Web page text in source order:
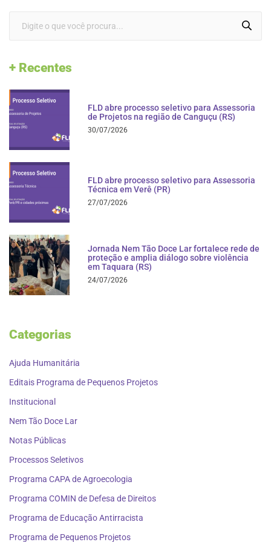
+ Recentes
FLD abre processo seletivo para Assessoria
de Projetos na região de Canguçu (RS)
30/07/2026
FLD abre processo seletivo para Assessoria
Técnica em Verê (PR)
27/07/2026
Jornada Nem Tão Doce Lar fortalece rede de
proteção e amplia diálogo sobre violência
em Taquara (RS)
24/07/2026
Categorias
Ajuda Humanitária
Editais Programa de Pequenos Projetos
Institucional
Nem Tão Doce Lar
Notas Públicas
Processos Seletivos
Programa CAPA de Agroecologia
Programa COMIN de Defesa de Direitos
Programa de Educação Antirracista
Programa de Pequenos Projetos